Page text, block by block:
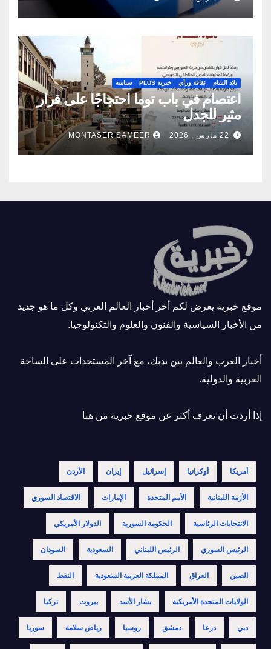
بلاد الشام ثقافة ورأي خبرية PLUS سياسة
اعتصام في باب توما احتجاجًا على قرار
مثير للجدل
22 مارس , 2026 MONTASER SAMEER
موقع خبرية يعرض لكم أخر أخبار العالم العربي وكل ما هو جديد
من الأخبار السياسية والفنون والعلوم والتكنولوجيا.
أخبار العرب والعالم بين يديك، مع آخر المستجدات على الساحة
العربية والدولية.
إذا أردت أن تعرف أكثر عن موقع خبرية من هنا
أمريكا أوكرانيا إسرائيل إيران الأردن
الأزمة اللبنانية الأمم المتحدة الإمارات الاقتصاد السوري
الانتخابات الرئاسية الحكومة السورية الدولار الأمريكي
الرئيس السوري الرئيس اللبناني السعودية السودان
الصين العراق المملكة العربية السعودية النفط
الولايات المتحدة الأمريكية بشار الأسد بيروت تركيا
دبي درعا دمشق روسيا رياض سلامة سوريا